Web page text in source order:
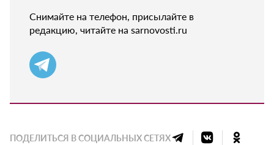
Снимайте на телефон, присылайте в
редакцию, читайте на sarnovosti.ru
ПОДЕЛИТЬСЯ В СОЦИАЛЬНЫХ СЕТЯХ